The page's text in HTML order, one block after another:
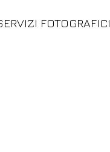
FOTOGRAFICI